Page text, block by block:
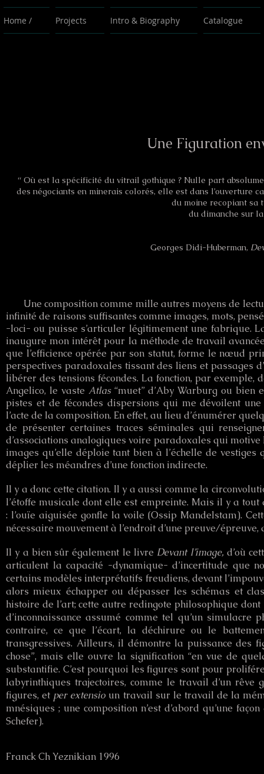
Home / Projects Intro & Biography Catalogue
Une Figuration
“ Où est la spécificité du vitrail gothique ? Nulle part
des négociants en minerais colorés, elle est dans l’ouverture
du moine recopiant sa
du dimanche sur
Georges Didi-Huberman,
Une composition comme mille autres moyens de
infinité de raisons suffisantes comme images, mots,
-loci- ou puisse s’articuler légitimement une fabrique.
inaugure mon intérêt pour la méthode de travail
que l’efficience opérée par son statut, forme le nœud
perspectives paradoxales tissant des liens et passages
libérer des tensions fécondes. La fonction, par
Angelico, le vaste Atlas“muet” d’Aby Warburg ou bien
pistes et de fécondes dispersions qui me dévoilent
l’acte de la composition. En effet, au lieu d’énumérer
de présenter certaines traces séminales qui
d’associations analogiques voire paradoxales qui
images qu’elle déploie tant bien à l’échelle de
déplier les méandres d’une fonction indirecte.
Il y a donc cette citation. Il y a aussi comme la
l’étoffe musicale dont elle est empreinte. Mais il y a
: l’ouïe aiguisée gonfle la voile (Ossip Mandelstam).
nécessaire mouvement à l’endroit d’une preuve/
Il y a bien sûr également le livre Devant l’image, d’où
articulent la capacité -dynamique- d’incertitude que
certains modèles interprétatifs freudiens, devant
alors mieux échapper ou dépasser les schémas et
histoire de l’art; cette autre redingote philosophique
d’inconnaissance assumé comme tel qu’un
contraire, ce que l’écart, la déchirure ou le
transgressives. Ailleurs, il démontre la puissance des
chose”, mais elle ouvre la signification “en vue de
substantifie. C’est pourquoi les figures sont pour
labyrinthiques trajectoires, comme le travail d’un rêve
figures, et per extensio un travail sur le travail de la
mnésiques ; une composition n’est d’abord qu’une
Schefer).
Franck Ch Yeznikian 1996